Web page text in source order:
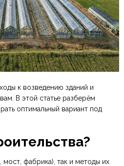
к возведению зданий и
В этой статье разберём
оптимальный вариант под
фабрика), так и методы их